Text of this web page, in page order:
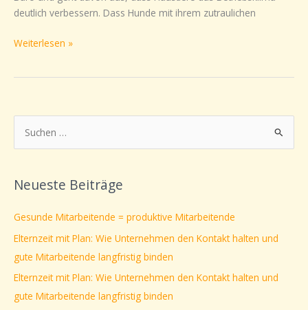
deutlich verbessern. Dass Hunde mit ihrem zutraulichen
Weiterlesen »
u
h
n
a
c
h
Neueste Beiträge
Gesunde Mitarbeitende = produktive Mitarbeitende
Elternzeit mit Plan: Wie Unternehmen den Kontakt halten und
gute Mitarbeitende langfristig binden
Elternzeit mit Plan: Wie Unternehmen den Kontakt halten und
gute Mitarbeitende langfristig binden